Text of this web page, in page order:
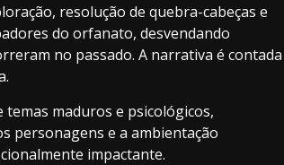
resolução de quebra-cabeças e
do orfanato, desvendando
no passado. A narrativa é contada
temas maduros e psicológicos,
personagens e a ambientação
impactante.